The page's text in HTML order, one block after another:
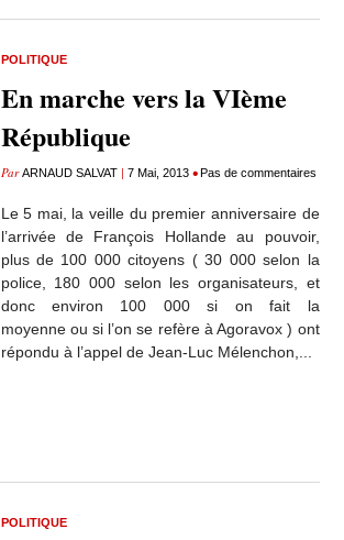
POLITIQUE
En marche vers la VIème
République
ParARNAUD SALVAT| 7 Mai, 2013 •Pas de commentaires
Le 5 mai, la veille du premier anniversaire de
l’arrivée de François Hollande au pouvoir,
plus de 100 000 citoyens ( 30 000 selon la
police, 180 000 selon les organisateurs, et
donc environ 100 000 si on fait la
moyenne ou si l’on se refère à Agoravox ) ont
répondu à l’appel de Jean-Luc Mélenchon,...
POLITIQUE